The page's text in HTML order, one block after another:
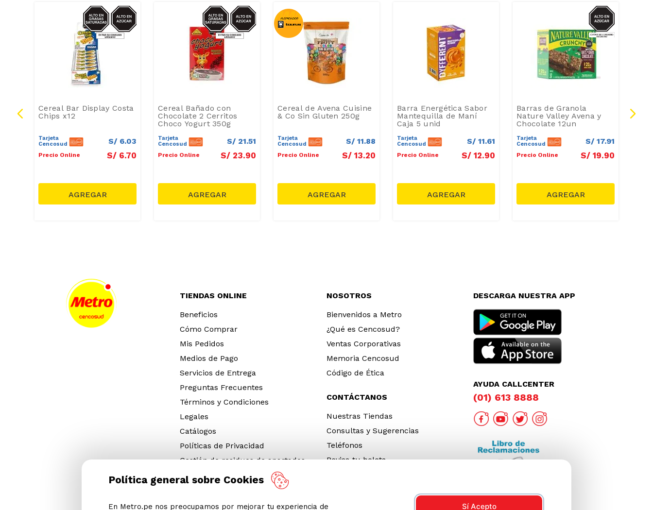
AZUCAR/GRASAS-
SAT
Cereal Bar Display Costa
Chips x12
Tarjeta
Cencosud
S/ 6.03
Precio Online S/ 6.70
AZUCAR/GRASAS-
SAT
Cereal Bañado con
Chocolate 2 Cerritos
Choco Yogurt 350g
Tarjeta
Cencosud
S/ 21.51
Precio Online S/ 23.90
Cereal de Avena Cuisine
& Co Sin Gluten 250g
Tarjeta
Cencosud
S/ 11.88
Precio Online S/ 13.20
Barra Energética Sabor
Mantequilla de Maní
Caja 5 unid
Tarjeta
Cencosud
S/ 11.61
Precio Online S/ 12.90
AZUCAR
Barras de Granola
Nature Valley Avena y
Chocolate 12un
Tarjeta
Cencosud
S/ 17.91
Precio Online S/ 19.90
TIENDAS ONLINE
Beneficios
Cómo Comprar
Mis Pedidos
Medios de Pago
Servicios de Entrega
Preguntas Frecuentes
Términos y Condiciones
Legales
Catálogos
Políticas de Privacidad
Gestión de residuos de apartados
Gestión de Neumáticos Fuera de Uso
Descargar App
NOSOTROS
Bienvenidos a Metro
¿Qué es Cencosud?
Ventas Corporativas
Memoria Cencosud
Código de Ética
CONTÁCTANOS
Nuestras Tiendas
Consultas y Sugerencias
Teléfonos
Revisa tu boleta
DESCARGA NUESTRA APP
AYUDA CALLCENTER
(01) 613 8888
Política general sobre Cookies
En Metro.pe nos preocupamos por mejorar tu experiencia de Sí Acepto